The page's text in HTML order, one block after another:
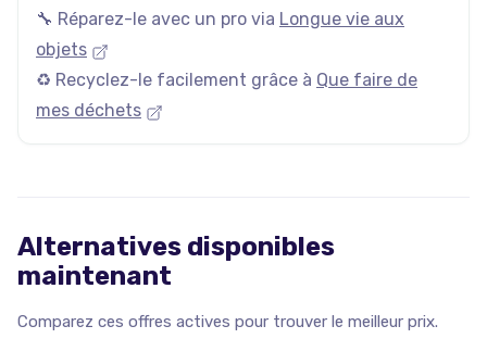
🔧 Réparez-le avec un pro via Longue vie aux
objets
♻️ Recyclez-le facilement grâce à Que faire de
mes déchets
Alternatives disponibles
maintenant
Comparez ces offres actives pour trouver le meilleur prix.